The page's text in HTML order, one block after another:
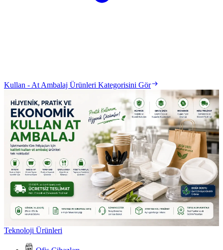
Kullan - At Ambalaj Ürünleri Kategorisini Gör
Teknoloji Ürünleri